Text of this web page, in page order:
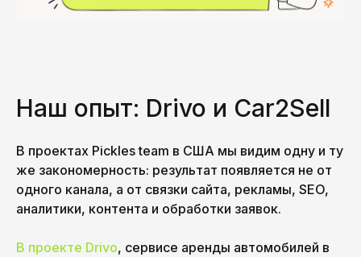
Наш опыт: Drivo и Car2Sell
В проектах Pickles team в США мы видим одну и ту
же закономерность: результат появляется не от
одного канала, а от связки сайта, рекламы, SEO,
аналитики, контента и обработки заявок.
В проекте Drivo, сервисе аренды автомобилей в